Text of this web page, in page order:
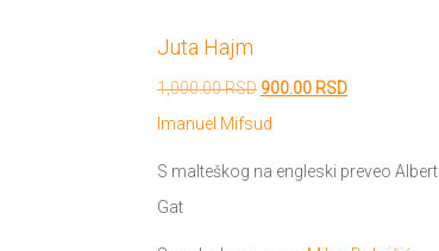
Juta Hajm
1,000.00RSD Originalna
cena
900.00 RSDTrenutna
Imanuel Mifsud
S malteškog na engleski preveo Albert
Gat